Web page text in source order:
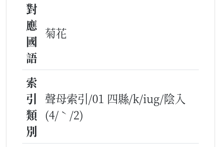
對
應
國
語
菊花
索
引
類
別
聲母索引/01 四縣/k/iug/陰入
(4/ˋ/2)